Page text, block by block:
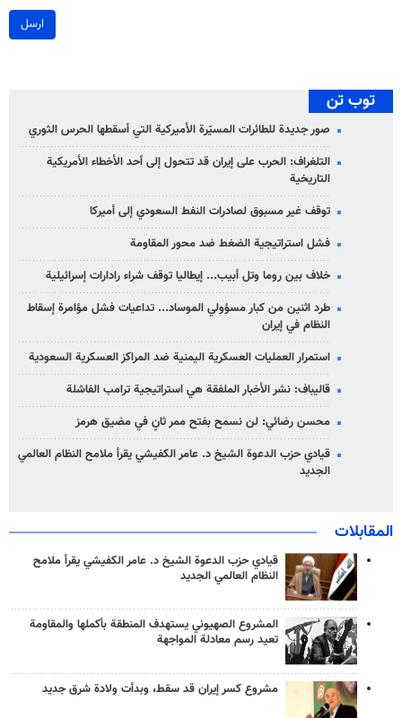
ارسل
توب تن
صور جديدة للطائرات المسيّرة الأميركية التي أسقطها الحرس الثوري
التلغراف: الحرب على إيران قد تتحول إلى أحد الأخطاء الأمريكية
التاريخية
توقف غير مسبوق لصادرات النفط السعودي إلى أميركا
فشل استراتيجية الضغط ضد محور المقاومة
خلاف بين روما وتل أبيب... إيطاليا توقف شراء رادارات إسرائيلية
طرد اثنين من كبار مسؤولي الموساد... تداعيات فشل مؤامرة إسقاط
النظام في إيران
استمرار العمليات العسكرية اليمنية ضد المراكز العسكرية السعودية
قاليباف: نشر الأخبار الملفقة هي استراتيجية ترامب الفاشلة
محسن رضائي: لن نسمح بفتح ممر ثانٍ في مضيق هرمز
قيادي حزب الدعوة الشيخ د. عامر الكفيشي يقرأ ملامح النظام العالمي
الجديد
المقابلات
قيادي حزب الدعوة الشيخ د. عامر الكفيشي يقرأ ملامح
النظام العالمي الجديد
المشروع الصهيوني يستهدف المنطقة بأكملها والمقاومة
تعيد رسم معادلة المواجهة
مشروع كسر إيران قد سقط، وبدأت ولادة شرق جديد